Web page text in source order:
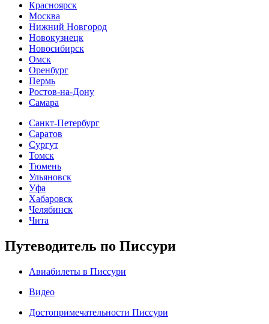
Красноярск
Москва
Нижний Новгород
Новокузнецк
Новосибирск
Омск
Оренбург
Пермь
Ростов-на-Дону
Самара
Санкт-Петербург
Саратов
Сургут
Томск
Тюмень
Ульяновск
Уфа
Хабаровск
Челябинск
Чита
Путеводитель по Писсури
Авиабилеты в Писсури
Видео
Достопримечательности Писсури